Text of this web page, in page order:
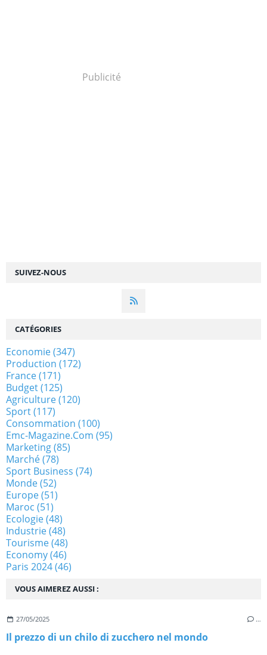
SUIVEZ-NOUS
Publicité
VOUS AIMEREZ AUSSI :
27/05/2025 …
Il prezzo di un chilo di zucchero nel mondo
CATÉGORIES
Economie(347)
Production (172)
France(171)
Budget(125)
Agriculture(120)
Sport(117)
Consommation (100)
Emc-Magazine.com (95)
Marketing(85)
Marché(78)
Sport Business (74)
Monde(52)
Europe(51)
Maroc (51)
Ecologie(48)
Industrie(48)
Tourisme(48)
Economy(46)
Paris 2024(46)